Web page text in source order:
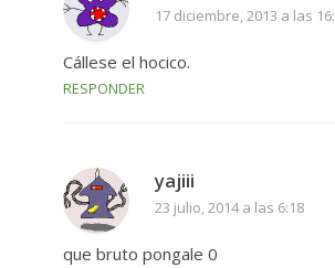
17 diciembre, 2013 a las
Cállese el hocico.
RESPONDER
yajiii
23 julio, 2014 a las 6:18
que bruto pongale 0